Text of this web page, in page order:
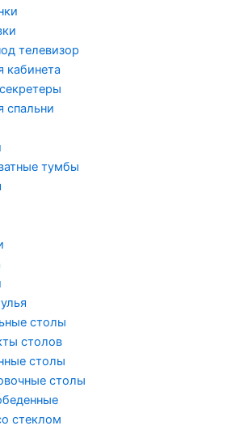
телевизор
кабинета
спальни
тумбы
столы
столов
столы
столы
стеклом